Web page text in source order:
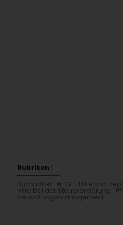
Rubriken :
Buchhalter
EDV - Hilfe und
Hilfe bei der Steuererklärung
Verwaltungsmanagement